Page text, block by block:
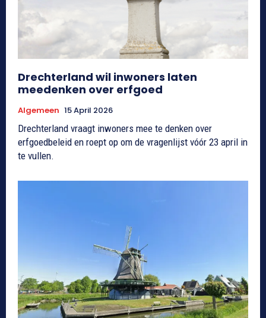
Drechterland wil inwoners laten
meedenken over erfgoed
Algemeen 15 April 2026
Drechterland vraagt inwoners mee te denken over
erfgoedbeleid en roept op om de vragenlijst vóór 23 april in
te vullen.